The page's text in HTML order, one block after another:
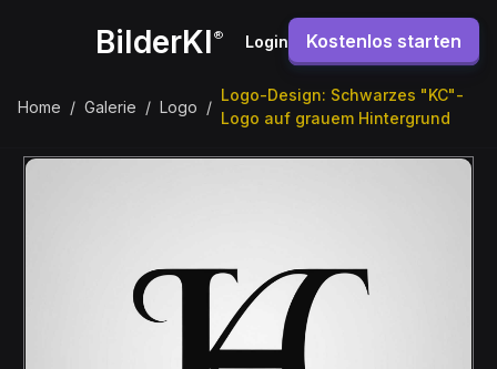
BilderKI® Login Kostenlos starten
Home / Galerie / Logo /
Logo-Design: Schwarzes "KC"-
Logo auf grauem Hintergrund